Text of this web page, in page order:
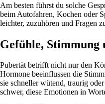
Am besten führst du solche
beim Autofahren, Kochen oder
leichter, zuzuhören und Fragen
Gefühle, Stimmung
Pubertät betrifft nicht nur den
Hormone beeinflussen die
sie schneller wütend, traurig
schwer, diese Emotionen in